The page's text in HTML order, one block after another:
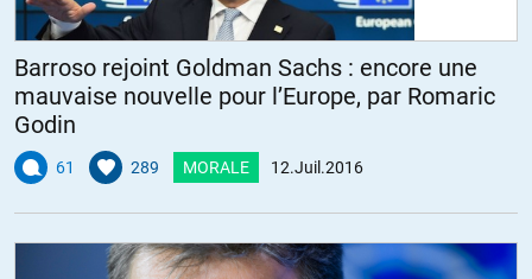
Barroso rejoint Goldman Sachs : encore une
mauvaise nouvelle pour l’Europe, par Romaric
Godin
61 289 MORALE 12.Juil.2016